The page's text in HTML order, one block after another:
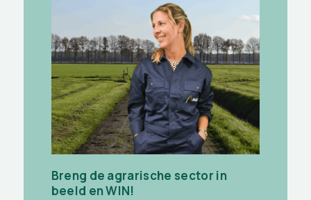
Breng de agrarische sector in
beeld en WIN!